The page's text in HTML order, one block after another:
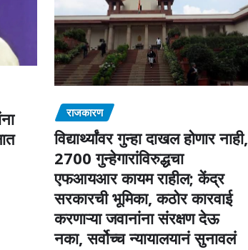
राजकारण
विद्यार्थ्यांवर गुन्हा दाखल होणार नाही,
2700 गुन्हेगारांविरुद्धचा
एफआयआर कायम राहील; केंद्र
सरकारची भूमिका, कठोर कारवाई
करणाऱ्या जवानांना संरक्षण देऊ
नका, सर्वोच्च न्यायालयानं सुनावलं